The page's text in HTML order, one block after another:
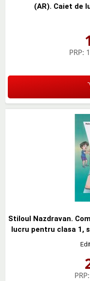
(AR). Caiet de
PRP:
Stiloul Nazdravan.
lucru pentru clasa 1,
PRP: